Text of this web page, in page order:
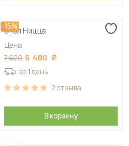
-15%
Стол Ницца
Цена
7 620 6 480
за 1 день
2отзыва
В корзину